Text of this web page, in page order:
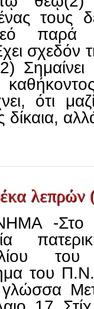
τους
σχεδόν
ότι
δίκαια,
λεπρών
-Στο
του
του Π.Ν.
γλώσσα